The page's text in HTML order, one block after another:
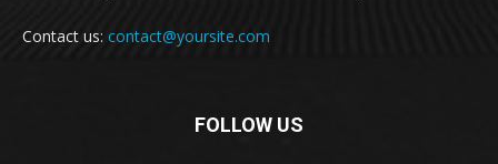
Contact us: contact@yoursite.com
FOLLOW US